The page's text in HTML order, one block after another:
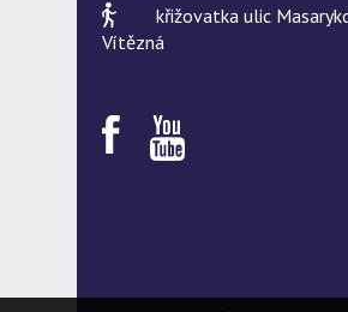
křižovatka ulic
Vítězná